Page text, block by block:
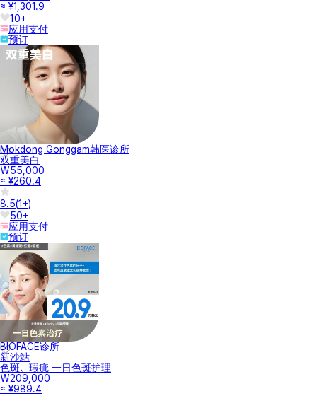
≈ ¥1,301.9
10+
应用支付
预订
Mokdong Gonggam韩医诊所
双重美白
₩55,000
≈ ¥260.4
8.5(1+)
50+
应用支付
预订
BIOFACE诊所
新沙站
色斑、瑕疵 一日色斑护理
₩209,000
≈ ¥989.4